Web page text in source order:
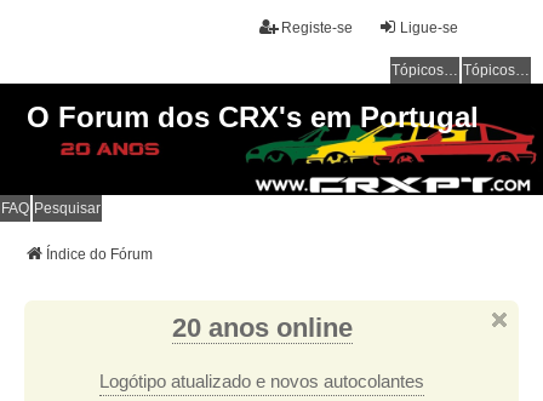
Ligue-se
Registe-se
Tópicos sem resposta Tópicos ativos
O Forum dos CRX's em Portugal
FAQ Pesquisar
Índice do Fórum
20 anos online
Logótipo atualizado e novos autocolantes